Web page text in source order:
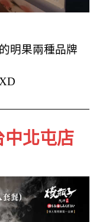
明果兩種品牌
中北屯店